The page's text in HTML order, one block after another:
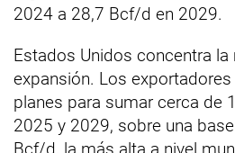
2024 a 28,7 Bcf/d en 2029.
Estados Unidos concentra
expansión. Los
planes para sumar cerca de
2025 y 2029, sobre una